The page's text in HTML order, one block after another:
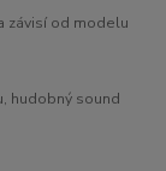
závisí od modelu
hudobný sound